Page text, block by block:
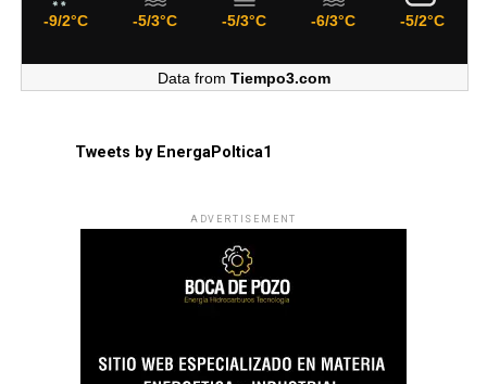
-9/2°C -5/3°C -5/3°C -6/3°C -5/2°C
Data fromTiempo3.com
Tweets by EnergaPoltica1
ADVERTISEMENT